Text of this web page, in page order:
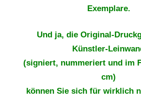
Exemplare.
Und ja, die Original-
Künstler-
(signiert, nummeriert und im
cm)
können Sie sich für wirklich